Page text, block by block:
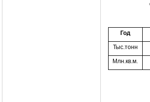
Год
Тыс.тонн
Млн.кв.м.